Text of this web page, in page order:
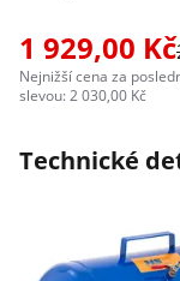
1 929,00 Kč
Nejnižší cena za
slevou: 2 030,00 Kč
Technické